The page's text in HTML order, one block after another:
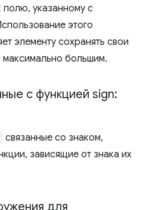
полю, указанному с
этого
элементу сохранять свои
максимально большим.
с функцией sign:
связанные со знаком,
зависящие от знака их
для